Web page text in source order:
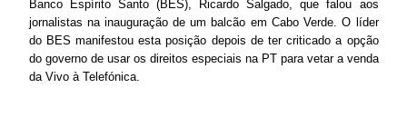
Banco Espírito Santo (BES), Ricardo Salgado, que falou aos
jornalistas na inauguração de um balcão em Cabo Verde. O líder
do BES manifestou esta posição depois de ter criticado a opção
do governo de usar os direitos especiais na PT para vetar a venda
da Vivo à Telefónica.